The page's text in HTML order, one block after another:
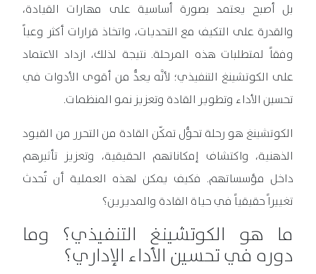
بل أصبح يعتمد بصورة أساسية على مهارات القيادة،
والقدرة على التكيف مع التحديات، واتخاذ قرارات أكثر وعياً
وفقاً لمتطلبات هذه المرحلة. نتيجة لذلك، ازداد الاعتماد
على الكوتشينغ التنفيذي؛ لأنَّه يعدُّ من أقوى الأدوات في
تحسين الأداء وتطوير القادة وتعزيز نمو المنظمات.
الكوتشينغ هو رحلة تحوُّل تمكّن القادة من التحرر من القيود
الذهنية، واكتشاف إمكاناتهم الحقيقية، وتعزيز تأثيرهم
داخل مؤسساتهم. فكيف يمكن لهذه العملية أن تُحدث
تغييراً حقيقياً في حياة القادة والمديرين؟
ما هو الكوتشينغ التنفيذي؟ وما
دوره في تحسين الأداء الإداري؟